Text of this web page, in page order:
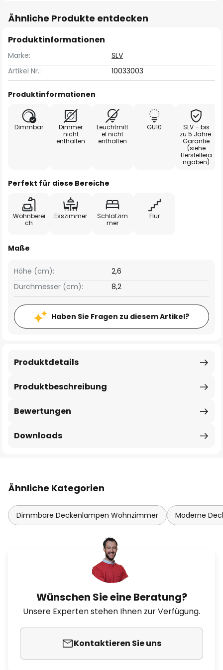
Ähnliche Produkte entdecken
Produktinformationen
Marke:
SLV
Artikel Nr.:
10033003
Produktinformationen
Dimmbar
Dimmer
nicht
enthalten
Leuchtmitt
el nicht
enthalten
GU10
SLV – bis
zu 5 Jahre
Garantie
(siehe
Herstellera
ngaben)
Perfekt für diese Bereiche
Wohnberei
ch
Esszimmer
Schlafzim
mer
Flur
Maße
Höhe (cm):
2,6
Durchmesser (cm):
8,2
Haben Sie Fragen zu diesem Artikel?
Produktbeschreibung
Produktdetails
Bewertungen
Downloads
Ähnliche Kategorien
Dimmbare Deckenlampen Wohnzimmer Moderne
Wünschen Sie eine Beratung?
Unsere Experten stehen Ihnen zur Verfügung.
Kontaktieren Sie uns